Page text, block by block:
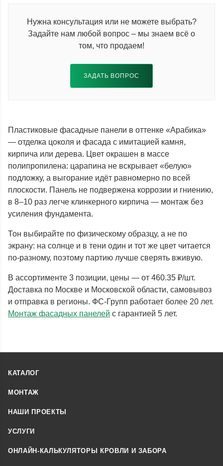
Нужна консультация или не можете выбрать?
Задайте нам любой вопрос – мы знаем всё о
том, что продаем!
ЗАДАТЬ ВОПРОС
Пластиковые фасадные панели в оттенке «Арабика»
— отделка цоколя и фасада с имитацией камня,
кирпича или дерева. Цвет окрашен в массе
полипропилена: царапина не вскрывает «белую»
подложку, а выгорание идёт равномерно по всей
плоскости. Панель не подвержена коррозии и гниению,
в 8–10 раз легче клинкерного кирпича — монтаж без
усиления фундамента.
Тон выбирайте по физическому образцу, а не по
экрану: на солнце и в тени один и тот же цвет читается
по-разному, поэтому партию лучше сверять вживую.
В ассортименте 3 позиции, цены — от 460.35 ₽/шт.
Доставка по Москве и Московской области, самовывоз
и отправка в регионы. ФС-Групп работает более 20 лет.
Монтаж фасадных панелей с гарантией 5 лет.
КАТАЛОГ
МОНТАЖ
НАШИ ПРОЕКТЫ
УСЛУГИ
ОНЛАЙН-КАЛЬКУЛЯТОРЫ КРОВЛИ И ЗАБОРА